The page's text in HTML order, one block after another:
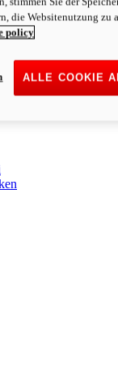
die Websitenutzung zu
policy
ALLE COOKIE